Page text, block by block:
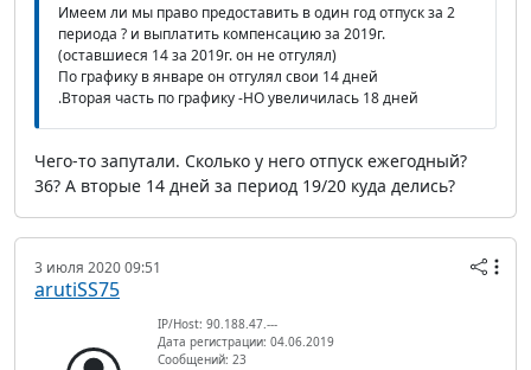
Имеем ли мы право предоставить в один год отпуск за 2
периода ? и выплатить компенсацию за 2019г.
(оставшиеся 14 за 2019г. он не отгулял)
По графику в январе он отгулял свои 14 дней
.Вторая часть по графику -НО увеличилась 18 дней
Чего-то запутали. Сколько у него отпуск ежегодный?
36? А вторые 14 дней за период 19/20 куда делись?
3 июля 2020 09:51
arutiSS75
IP/Host: 90.188.47.---
Дата регистрации: 04.06.2019
Сообщений: 23